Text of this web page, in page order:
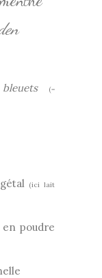
bleuets
(=
(ici lait
en poudre